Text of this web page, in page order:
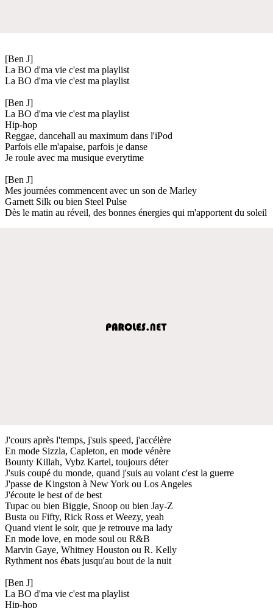
[Ben J]
La BO d'ma vie c'est ma playlist
La BO d'ma vie c'est ma playlist
[Ben J]
La BO d'ma vie c'est ma playlist
Hip-hop
Reggae, dancehall au maximum dans l'iPod
Parfois elle m'apaise, parfois je danse
Je roule avec ma musique everytime
[Ben J]
Mes journées commencent avec un son de Marley
Garnett Silk ou bien Steel Pulse
Dès le matin au réveil, des bonnes énergies qui m'apportent du soleil
J'cours après l'temps, j'suis speed, j'accélère
En mode Sizzla, Capleton, en mode vénère
Bounty Killah, Vybz Kartel, toujours déter
J'suis coupé du monde, quand j'suis au volant c'est la guerre
J'passe de Kingston à New York ou Los Angeles
J'écoute le best of de best
Tupac ou bien Biggie, Snoop ou bien Jay-Z
Busta ou Fifty, Rick Ross et Weezy, yeah
Quand vient le soir, que je retrouve ma lady
En mode love, en mode soul ou R&B
Marvin Gaye, Whitney Houston ou R. Kelly
Rythment nos ébats jusqu'au bout de la nuit
[Ben J]
La BO d'ma vie c'est ma playlist
Hip-hop